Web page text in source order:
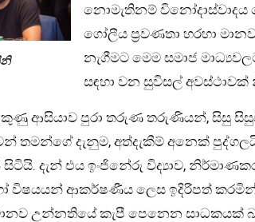
නොමැතිනම් විනෝදාස්වාදය
ගෝලීය ප්‍රවණතා හරහා
නැගීමට මෙම සමාජ
සඳහා වන සුවිසල්
ආසියාව පුරා තරුණ තරුණියන්, සිසු
තමන්ගේ දැනුම, අත්දැකීම් අනෙක්
දැන් එය ඉංජිනේරු විද්‍යාව,
ආකර්ෂණීය ලෙස ඉදිරිපත් කරමින්
උන්නතියේ කැපී පෙනෙන සාධකයක්